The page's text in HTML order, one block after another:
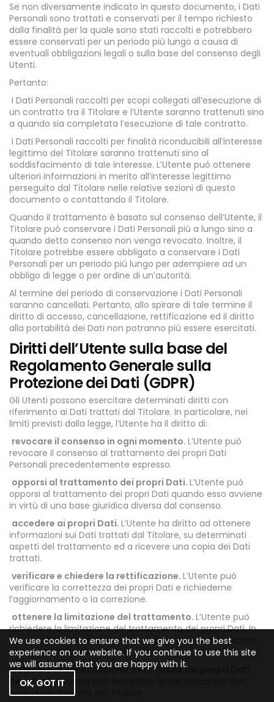
Se non diversamente indicato in questo documento, i Dati
Personali sono trattati e conservati per il tempo richiesto
dalla finalità per la quale sono stati raccolti e potrebbero
essere conservati per un periodo più lungo a causa di
eventuali obbligazioni legali o sulla base del consenso degli
Utenti.
Pertanto:
I Dati Personali raccolti per scopi collegati all’esecuzione di
un contratto tra il Titolare e l’Utente saranno trattenuti sino
a quando sia completata l’esecuzione di tale contratto.
I Dati Personali raccolti per finalità riconducibili all’interesse
legittimo del Titolare saranno trattenuti sino al
soddisfacimento di tale interesse. L’Utente può ottenere
ulteriori informazioni in merito all’interesse legittimo
perseguito dal Titolare nelle relative sezioni di questo
documento o contattando il Titolare.
Quando il trattamento è basato sul consenso dell’Utente, il
Titolare può conservare i Dati Personali più a lungo sino a
quando detto consenso non venga revocato. Inoltre, il
Titolare potrebbe essere obbligato a conservare i Dati
Personali per un periodo più lungo per adempiere ad un
obbligo di legge o per ordine di un’autorità.
Al termine del periodo di conservazione i Dati Personali
saranno cancellati. Pertanto, allo spirare di tale termine il
diritto di accesso, cancellazione, rettificazione ed il diritto
alla portabilità dei Dati non potranno più essere esercitati.
Diritti dell’Utente sulla base del
Regolamento Generale sulla
Protezione dei Dati (GDPR)
Gli Utenti possono esercitare determinati diritti con
riferimento ai Dati trattati dal Titolare. In particolare, nei
limiti previsti dalla legge, l’Utente ha il diritto di:
revocare il consenso in ogni momento. L’Utente può
revocare il consenso al trattamento dei propri Dati
Personali precedentemente espresso.
opporsi al trattamento dei propri Dati. L’Utente può
opporsi al trattamento dei propri Dati quando esso avviene
in virtù di una base giuridica diversa dal consenso.
accedere ai propri Dati. L’Utente ha diritto ad ottenere
informazioni sui Dati trattati dal Titolare, su determinati
aspetti del trattamento ed a ricevere una copia dei Dati
trattati.
verificare e chiedere la rettificazione. L’Utente può
verificare la correttezza dei propri Dati e richiederne
l’aggiornamento o la correzione.
ottenere la limitazione del trattamento. L’Utente può
richiedere la limitazione del trattamento dei propri Dati. In
tal caso il Titolare non tratterà i Dati per alcun altro scopo
se non la loro conservazione.
ottenere la cancellazione o rimozione dei propri Dati
Personali. L’Utente può richiedere la cancellazione dei
propri Dati da parte del Titolare.
We use cookies to ensure that we give you the best
experience on our website. If you continue to use this site
we will assume that you are happy with it.
OK, GOT IT